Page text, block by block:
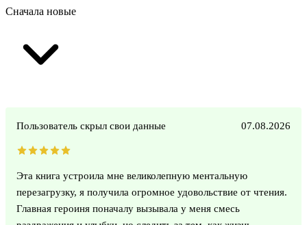
Сначала новые
Пользователь скрыл свои данные 07.08.2026
Эта книга устроила мне великолепную ментальную
перезагрузку, я получила огромное удовольствие от чтения.
Главная героиня поначалу вызывала у меня смесь